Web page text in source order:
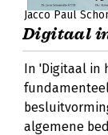
Jacco Paul
Digitaal
In 'Digitaal in
algemene